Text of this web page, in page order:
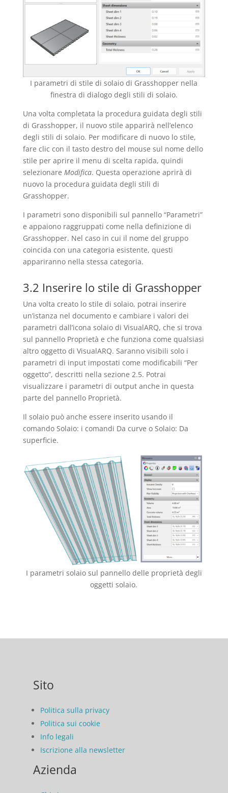
I parametri di stile di solaio di Grasshopper nella
finestra di dialogo degli stili di solaio.
Una volta completata la procedura guidata degli stili
di Grasshopper, il nuovo stile apparirà nell’elenco
degli stili di solaio. Per modificare di nuovo lo stile,
fare clic con il tasto destro del mouse sul nome dello
stile per aprire il menu di scelta rapida, quindi
selezionare Modifica. Questa operazione aprirà di
nuovo la procedura guidata degli stili di
Grasshopper.
I parametri sono disponibili sul pannello “Parametri”
e appaiono raggruppati come nella definizione di
Grasshopper. Nel caso in cui il nome del gruppo
coincida con una categoria esistente, questi
appariranno nella stessa categoria.
3.2 Inserire lo stile di Grasshopper
Una volta creato lo stile di solaio, potrai inserire
un’istanza nel documento e cambiare i valori dei
parametri dall’icona solaio di VisualARQ, che si trova
sul pannello Proprietà e che funziona come qualsiasi
altro oggetto di VisualARQ. Saranno visibili solo i
parametri di input impostati come modificabili “Per
oggetto”, descritti nella sezione 2.5. Potrai
visualizzare i parametri di output anche in questa
parte del pannello Proprietà.
Il solaio può anche essere inserito usando il
comando Solaio: i comandi Da curve o Solaio: Da
superficie.
I parametri solaio sul pannello delle proprietà degli
oggetti solaio.
Sito
Politica sulla privacy
Politica sui cookie
Info legali
Iscrizione alla newsletter
Azienda